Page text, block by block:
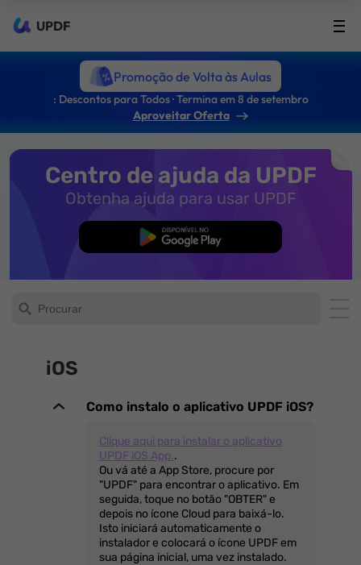
UPDF
Promoção de Volta às Aulas
: Descontos para Todos · Termina em 8 de setembro
Aproveitar Oferta
Centro de ajuda da UPDF
Obtenha ajuda para usar UPDF
Baixar Grátis
iOS
Como instalo o aplicativo UPDF iOS?
Clique aqui para instalar o aplicativo
UPDF iOS App..
Ou vá até a App Store, procure por
"UPDF" para encontrar o aplicativo. Em
seguida, toque no botão "OBTER" e
depois no ícone Cloud para baixá-lo.
Isto iniciará automaticamente o
instalador e colocará o ícone UPDF em
sua página inicial, uma vez instalado.